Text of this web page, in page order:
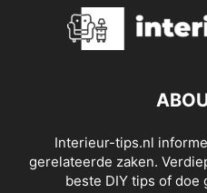
Interieur-tips.nl
gerelateerde zaken.
beste DIY tips of doe